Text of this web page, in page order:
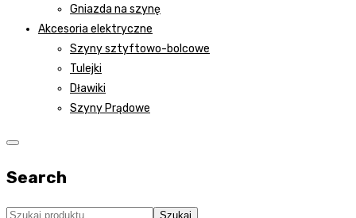
Gniazda na szynę
Akcesoria elektryczne
Szyny sztyftowo-bolcowe
Tulejki
Dławiki
Szyny Prądowe
Search
Szukaj